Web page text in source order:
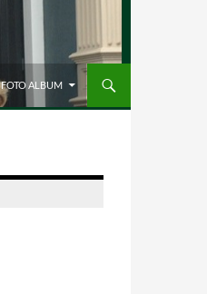
FOTO ALBUM